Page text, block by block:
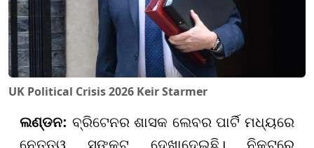
UK Political Crisis 2026 Keir Starmer
ଲଣ୍ଡନ: ବ୍ରିଟେନର ଶାସକ ଲେବର ପାର୍ଟି ମଧ୍ୟରେ
ନେତୃତ୍ୱ ସଙ୍କଟ ଦେଖାଦେଇଛି। ନିକଟରେ